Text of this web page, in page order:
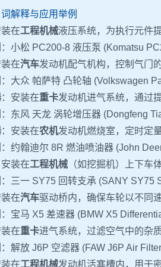
解释与应用举例
在工程机械液压系统，为执行
小松 PC200-8 液压泵 (Komatsu
在汽车发动机配气机构，控制
大众 帕萨特 凸轮轴 (Volkswagen
：安装在重卡发动机进气系统，
东风 天龙 涡轮增压器 (Dongfeng
：安装在农机发动机燃烧室，定
约翰迪尔 8R 燃油喷油器 (John
安装在工程机械 （如挖掘机）上
三一 SY75 回转支承 (SANY SY75
在汽车驱动桥内，确保车轮以
宝马 X5 差速器 (BMW X5
在重卡进气系统，过滤空气
解放 J6P 空滤器 (FAW J6P Air
在工程机械发动机活塞槽内，